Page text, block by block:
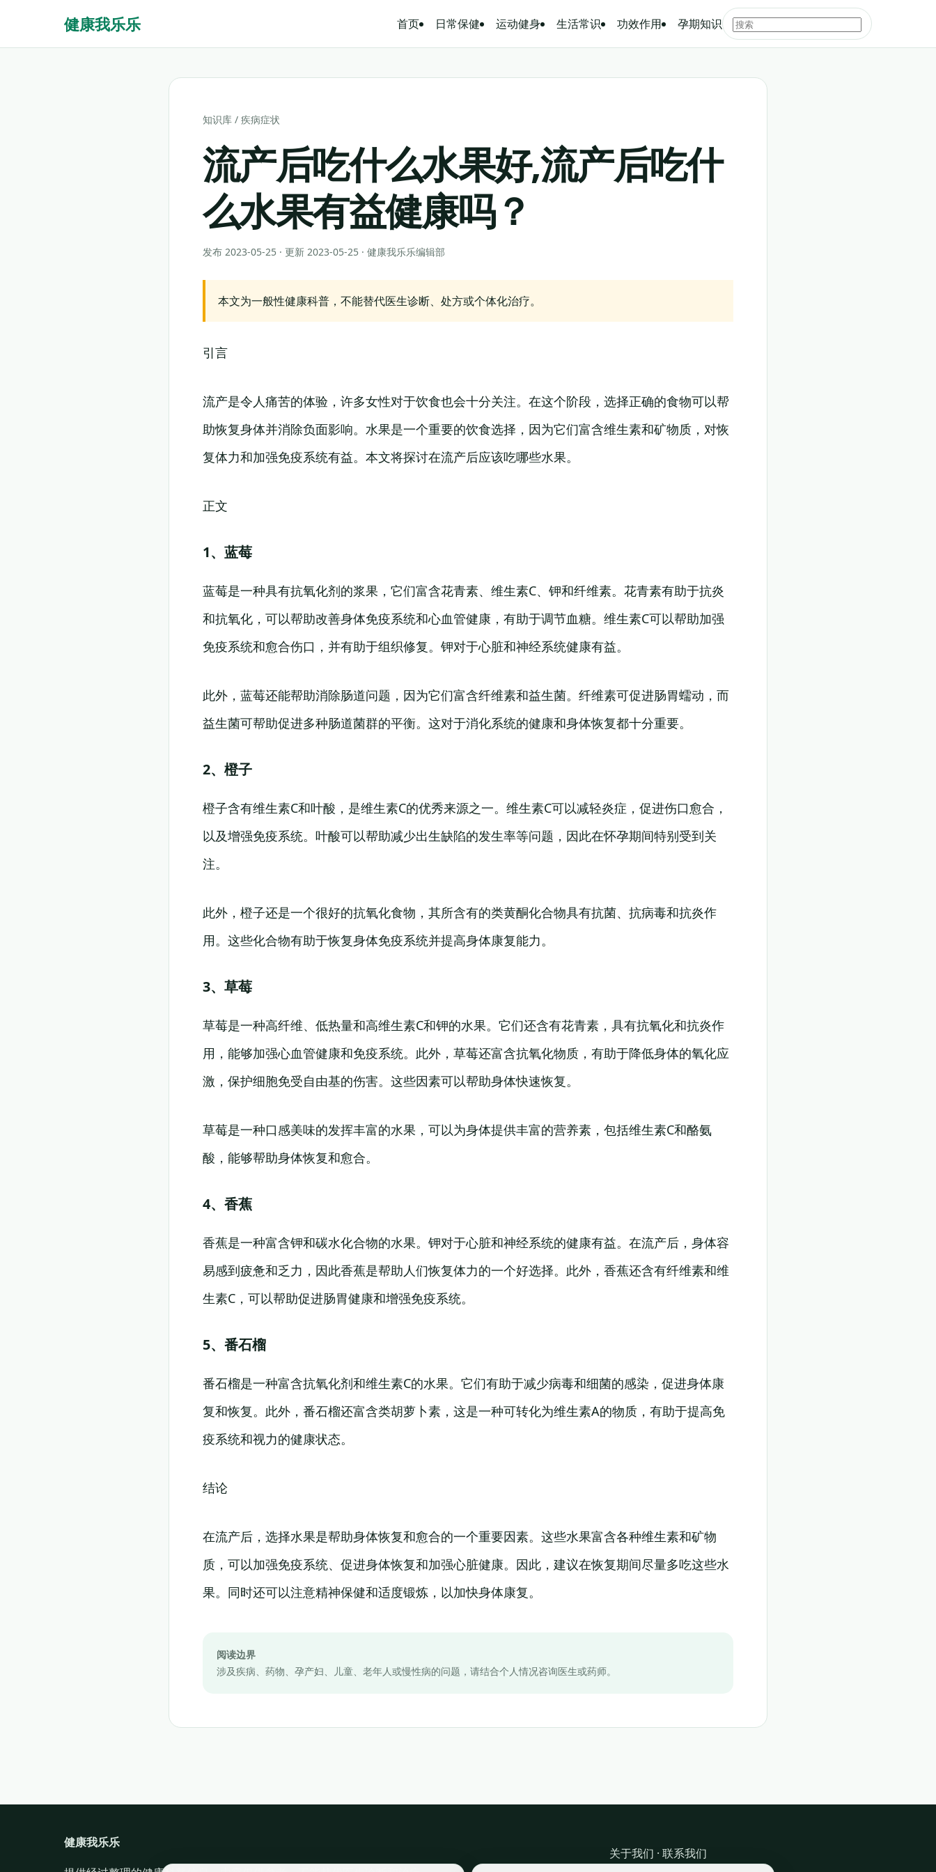
健康我乐乐 首页 日常保健 运动健身 生活常识 功效作用 孕期知识
知识库 / 疾病症状
流产后吃什么水果好,流产后吃什
么水果有益健康吗？
发布 2023-05-25 · 更新 2023-05-25 · 健康我乐乐编辑部
本文为一般性健康科普，不能替代医生诊断、处方或个体化治疗。
引言
流产是令人痛苦的体验，许多女性对于饮食也会十分关注。在这个阶段，选择正确的食物可以帮
助恢复身体并消除负面影响。水果是一个重要的饮食选择，因为它们富含维生素和矿物质，对恢
复体力和加强免疫系统有益。本文将探讨在流产后应该吃哪些水果。
正文
1、蓝莓
蓝莓是一种具有抗氧化剂的浆果，它们富含花青素、维生素C、钾和纤维素。花青素有助于抗炎
和抗氧化，可以帮助改善身体免疫系统和心血管健康，有助于调节血糖。维生素C可以帮助加强
免疫系统和愈合伤口，并有助于组织修复。钾对于心脏和神经系统健康有益。
此外，蓝莓还能帮助消除肠道问题，因为它们富含纤维素和益生菌。纤维素可促进肠胃蠕动，而
益生菌可帮助促进多种肠道菌群的平衡。这对于消化系统的健康和身体恢复都十分重要。
2、橙子
橙子含有维生素C和叶酸，是维生素C的优秀来源之一。维生素C可以减轻炎症，促进伤口愈合，
以及增强免疫系统。叶酸可以帮助减少出生缺陷的发生率等问题，因此在怀孕期间特别受到关
注。
此外，橙子还是一个很好的抗氧化食物，其所含有的类黄酮化合物具有抗菌、抗病毒和抗炎作
用。这些化合物有助于恢复身体免疫系统并提高身体康复能力。
3、草莓
草莓是一种高纤维、低热量和高维生素C和钾的水果。它们还含有花青素，具有抗氧化和抗炎作
用，能够加强心血管健康和免疫系统。此外，草莓还富含抗氧化物质，有助于降低身体的氧化应
激，保护细胞免受自由基的伤害。这些因素可以帮助身体快速恢复。
草莓是一种口感美味的发挥丰富的水果，可以为身体提供丰富的营养素，包括维生素C和酪氨
酸，能够帮助身体恢复和愈合。
4、香蕉
香蕉是一种富含钾和碳水化合物的水果。钾对于心脏和神经系统的健康有益。在流产后，身体容
易感到疲惫和乏力，因此香蕉是帮助人们恢复体力的一个好选择。此外，香蕉还含有纤维素和维
生素C，可以帮助促进肠胃健康和增强免疫系统。
5、番石榴
番石榴是一种富含抗氧化剂和维生素C的水果。它们有助于减少病毒和细菌的感染，促进身体康
复和恢复。此外，番石榴还富含类胡萝卜素，这是一种可转化为维生素A的物质，有助于提高免
疫系统和视力的健康状态。
结论
在流产后，选择水果是帮助身体恢复和愈合的一个重要因素。这些水果富含各种维生素和矿物
质，可以加强免疫系统、促进身体恢复和加强心脏健康。因此，建议在恢复期间尽量多吃这些水
果。同时还可以注意精神保健和适度锻炼，以加快身体康复。
阅读边界
涉及疾病、药物、孕产妇、儿童、老年人或慢性病的问题，请结合个人情况咨询医生或药师。
健康我乐乐
关于我们 ·联系我们